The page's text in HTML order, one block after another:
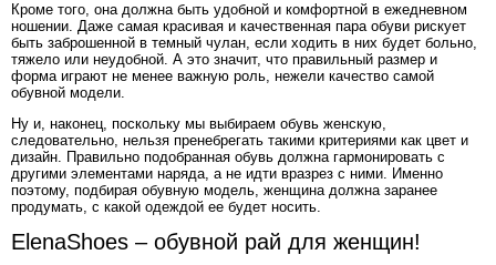
Кроме того, она должна быть удобной и комфортной в ежедневном
ношении. Даже самая красивая и качественная пара обуви рискует
быть заброшенной в темный чулан, если ходить в них будет больно,
тяжело или неудобной. А это значит, что правильный размер и
форма играют не менее важную роль, нежели качество самой
обувной модели.
Ну и, наконец, поскольку мы выбираем обувь женскую,
следовательно, нельзя пренебрегать такими критериями как цвет и
дизайн. Правильно подобранная обувь должна гармонировать с
другими элементами наряда, а не идти вразрез с ними. Именно
поэтому, подбирая обувную модель, женщина должна заранее
продумать, с какой одеждой ее будет носить.
ElenaShoes – обувной рай для женщин!